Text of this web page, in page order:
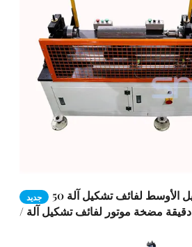
جديد
طويلة كومة طول إمانويل الأوسط لفائف تشكيل آلة 50L
/ دقيقة مضخة موتور لفائف تشكيل آلة